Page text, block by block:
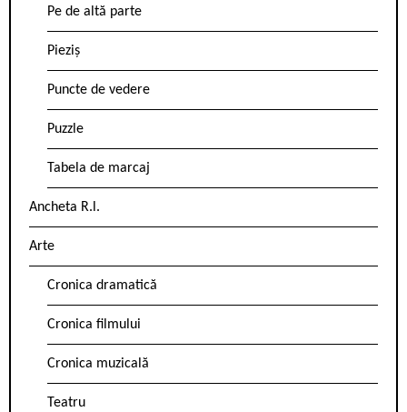
Pe de altă parte
Pieziș
Puncte de vedere
Puzzle
Tabela de marcaj
Ancheta R.l.
Arte
Cronica dramatică
Cronica filmului
Cronica muzicală
Teatru